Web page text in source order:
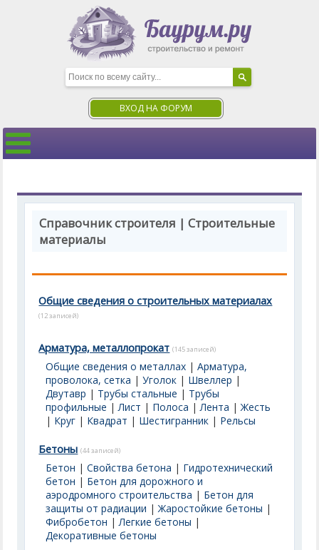
ВХОД НА ФОРУМ
Справочник строителя | Строительные
материалы
Общие сведения о строительных материалах
(12 записей)
Арматура, металлопрокат (145 записей)
Общие сведения о металлах |Арматура,
проволока, сетка |Уголок | Швеллер |
Двутавр | Трубы стальные | Трубы
профильные |Лист | Полоса |Лента |Жесть
| Круг | Квадрат | Шестигранник | Рельсы
Бетоны (44 записей)
Бетон |Свойства бетона | Гидротехнический
бетон | Бетон для дорожного и
аэродромного строительства | Бетон для
защиты от радиации |Жаростойкие бетоны |
Фибробетон |Легкие бетоны |
Декоративные бетоны